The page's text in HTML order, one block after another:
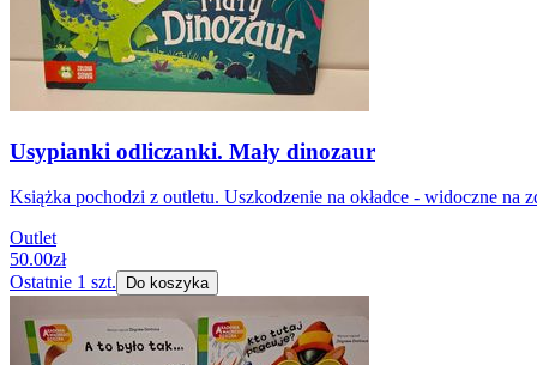
Usypianki odliczanki. Mały dinozaur
Książka pochodzi z outletu. Uszkodzenie na okładce - widoczne na
Outlet
50.00zł
Ostatnie 1 szt. Do koszyka